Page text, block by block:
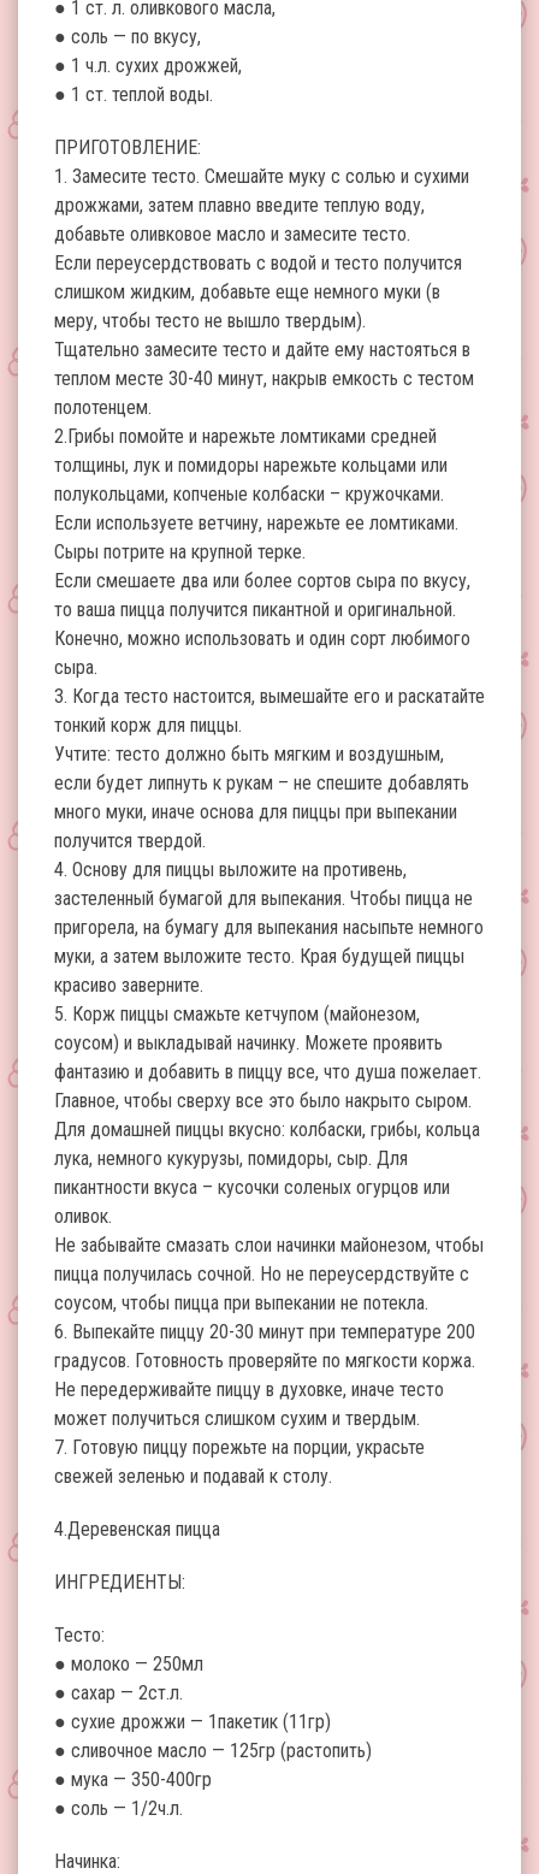
● 1 ст. л. оливкового масла,
● соль — по вкусу,
● 1 ч.л. сухих дрожжей,
● 1 ст. теплой воды.
ПРИГОТОВЛЕНИЕ:
1. Замесите тесто. Смешайте муку с солью и сухими
дрожжами, затем плавно введите теплую воду,
добавьте оливковое масло и замесите тесто.
Если переусердствовать с водой и тесто получится
слишком жидким, добавьте еще немного муки (в
меру, чтобы тесто не вышло твердым).
Тщательно замесите тесто и дайте ему настояться в
теплом месте 30-40 минут, накрыв емкость с тестом
полотенцем.
2.Грибы помойте и нарежьте ломтиками средней
толщины, лук и помидоры нарежьте кольцами или
полукольцами, копченые колбаски – кружочками.
Если используете ветчину, нарежьте ее ломтиками.
Сыры потрите на крупной терке.
Если смешаете два или более сортов сыра по вкусу,
то ваша пицца получится пикантной и оригинальной.
Конечно, можно использовать и один сорт любимого
сыра.
3. Когда тесто настоится, вымешайте его и раскатайте
тонкий корж для пиццы.
Учтите: тесто должно быть мягким и воздушным,
если будет липнуть к рукам – не спешите добавлять
много муки, иначе основа для пиццы при выпекании
получится твердой.
4. Основу для пиццы выложите на противень,
застеленный бумагой для выпекания. Чтобы пицца не
пригорела, на бумагу для выпекания насыпьте немного
муки, а затем выложите тесто. Края будущей пиццы
красиво заверните.
5. Корж пиццы смажьте кетчупом (майонезом,
соусом) и выкладывай начинку. Можете проявить
фантазию и добавить в пиццу все, что душа пожелает.
Главное, чтобы сверху все это было накрыто сыром.
Для домашней пиццы вкусно: колбаски, грибы, кольца
лука, немного кукурузы, помидоры, сыр. Для
пикантности вкуса – кусочки соленых огурцов или
оливок.
Не забывайте смазать слои начинки майонезом, чтобы
пицца получилась сочной. Но не переусердствуйте с
соусом, чтобы пицца при выпекании не потекла.
6. Выпекайте пиццу 20-30 минут при температуре 200
градусов. Готовность проверяйте по мягкости коржа.
Не передерживайте пиццу в духовке, иначе тесто
может получиться слишком сухим и твердым.
7. Готовую пиццу порежьте на порции, украсьте
свежей зеленью и подавай к столу.
4.Деревенская пицца
ИНГРЕДИЕНТЫ:
Тесто:
● молоко — 250мл
● сахар — 2ст.л.
● сухие дрожжи — 1пакетик (11гр)
● сливочное масло — 125гр (растопить)
● мука — 350-400гр
● соль — 1/2ч.л.
Начинка: